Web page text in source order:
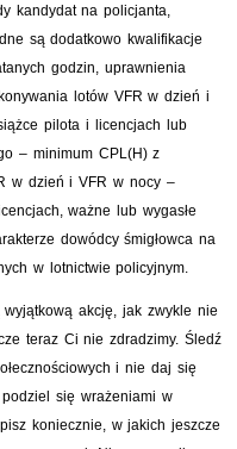
kandydat na policjanta,
są dodatkowo kwalifikacje
godzin, uprawnienia
lotów VFR w dzień i
pilota i licencjach lub
– minimum CPL(H) z
w dzień i VFR w nocy –
ważne lub wygasłe
dowódcy śmigłowca na
w lotnictwie policyjnym.
akcję, jak zwykle nie
teraz Ci nie zdradzimy. Śledź
i nie daj się
się wrażeniami w
koniecznie, w jakich jeszcze